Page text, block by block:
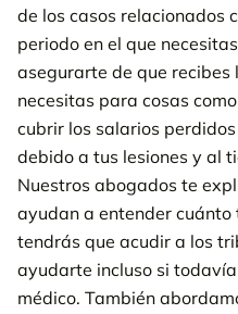
de los casos relacionados
periodo en el que
asegurarte de que recibes
necesitas para cosas
cubrir los salarios
debido a tus lesiones y al
Nuestros abogados te
ayudan a entender
tendrás que acudir a los
ayudarte incluso si
médico. También